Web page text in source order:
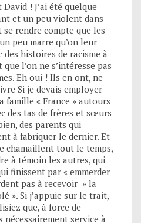
! J’ai été quelque
et un peu violent dans
rendre compte que les
peu marre qu’on leur
histoires de racisme à
l’on ne s’intéresse pas
Eh oui ! Ils en ont, ne
Si je devais employer
famille « France » autours
des tas de frères et sœurs
des parents qui
à fabriquer le dernier. Et
chamaillent tout le temps,
à témoin les autres, qui
finissent par « emmerder
pas à recevoir » la
». Si j’appuie sur le trait,
que, à force de
nécessairement service à